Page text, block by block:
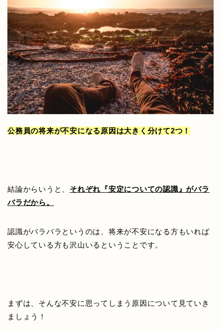
公務員の将来が不安になる原因は大きく分けて2つ！
結論からいうと、 それぞれ『安定についての認識』がバラ
バラだから。
認識がバラバラというのは、将来が不安になる方もいれば
安心している方も沢山いるということです。
まずは、そんな不安に思ってしまう原因について見ていき
ましょう！